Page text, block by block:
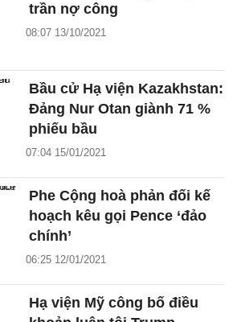
trần nợ công
08:07 13/10/2021
Bầu cử Hạ viện Kazakhstan:
Đảng Nur Otan giành 71 %
phiếu bầu
07:04 15/01/2021
Phe Cộng hoà phản đối kế
hoạch kêu gọi Pence ‘đảo
chính’
06:25 12/01/2021
Hạ viện Mỹ công bố điều